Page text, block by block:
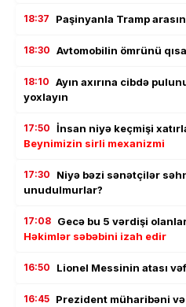
18:37 Paşinyanla Tramp
18:30 Avtomobilin ömrünü
18:10 Ayın axırına cibdə
yoxlayın
17:50 İnsan niyə keçmişi
Beynimizin sirli mexanizmi
17:30
Niyə bəzi sənətçilər
unudulmurlar?
17:08 Gecə bu 5 vərdişi
Həkimlər səbəbini izah edir
16:50 Lionel Messinin atası
16:45 Prezident müharibəni